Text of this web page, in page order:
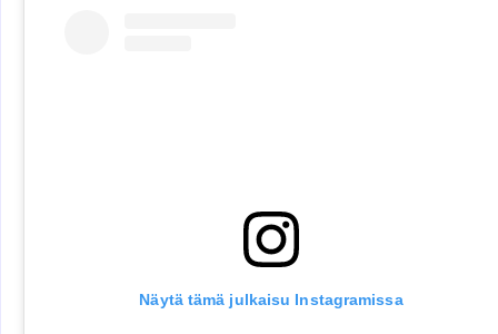
Näytä tämä julkaisu Instagramissa